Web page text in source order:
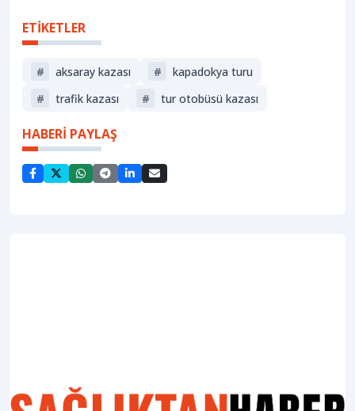
ETİKETLER
# aksaray kazası #
kapadokya turu
#
trafik kazası # tur otobüsü kazası
HABERİ PAYLAŞ